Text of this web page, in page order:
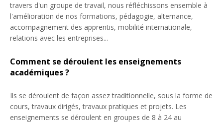
travers d'un groupe de travail, nous réfléchissons ensemble à
l'amélioration de nos formations, pédagogie, alternance,
accompagnement des apprentis, mobilité internationale,
relations avec les entreprises...
Comment se déroulent les enseignements
académiques ?
Ils se déroulent de façon assez traditionnelle, sous la forme de
cours, travaux dirigés, travaux pratiques et projets. Les
enseignements se déroulent en groupes de 8 à 24 au